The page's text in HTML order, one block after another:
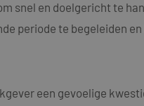
snel en doelgericht te
periode te begeleiden
een gevoelige